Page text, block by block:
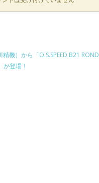
精機）から「O.S.SPEED B21
が登場！